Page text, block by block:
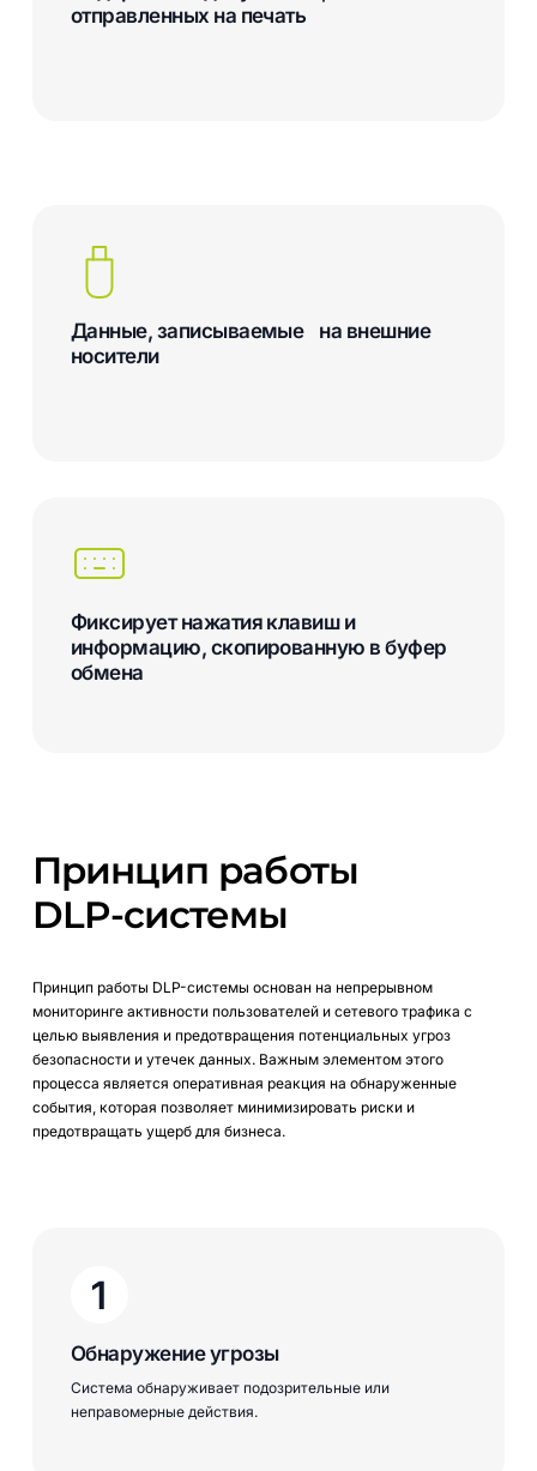
отправленных на печать
Данные, записываемые на внешние
носители
Фиксирует нажатия клавиш и
информацию, скопированную в буфер
обмена
Принцип работы
DLP-системы
Принцип работы DLP-системы основан на непрерывном
мониторинге активности пользователей и сетевого трафика с
целью выявления и предотвращения потенциальных угроз
безопасности и утечек данных. Важным элементом этого
процесса является оперативная реакция на обнаруженные
события, которая позволяет минимизировать риски и
предотвращать ущерб для бизнеса.
Обнаружение угрозы
Система обнаруживает подозрительные или
неправомерные действия.